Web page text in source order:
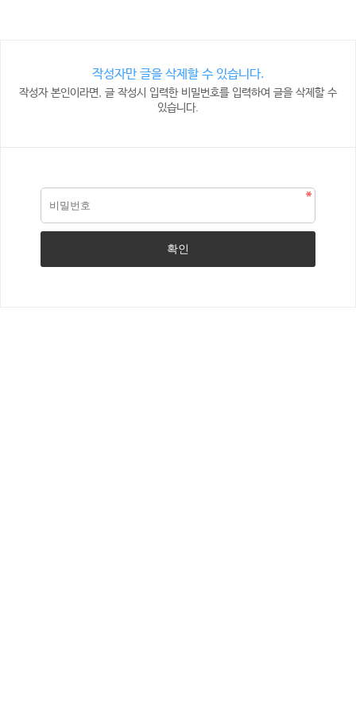
작성자만 글을 삭제할 수 있습니다.
작성자 본인이라면, 글 작성시 입력한 비밀번호를 입력하여 글을 삭제할 수
있습니다.